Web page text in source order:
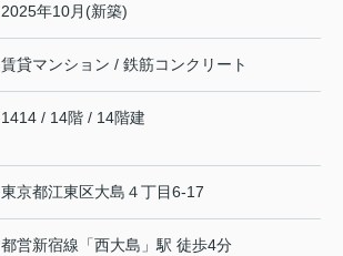
2025年10月(新築)
賃貸マンション / 鉄筋コンクリート
1414 / 14階 / 14階建
東京都江東区大島 ４丁目6-17
都営新宿線 「西大島 」駅 徒歩4分